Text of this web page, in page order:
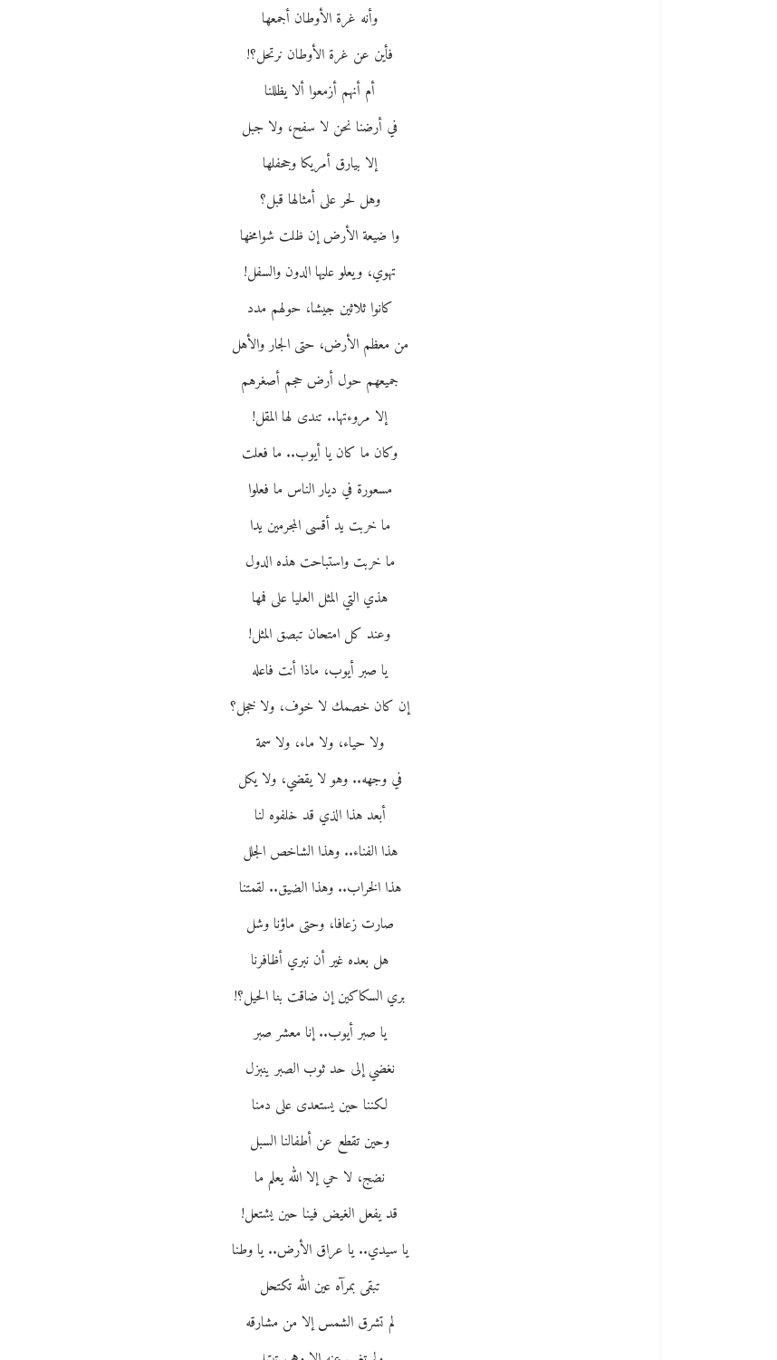
وأنه غرة الأوطان أجمعها
فأين عن غرة الأوطان نرتحل؟!
أم أنهم أزمعوا ألا يظللنا
في أرضنا نحن لا سفح، ولا جبل
إلا بيارق أمريكا وجحفلها
وهل لحر على أمثالها قبل؟
وا ضيعة الأرض إن ظلت شوامخها
تهوي، ويعلو عليها الدون والسفل!
كانوا ثلاثين جيشا، حولهم مدد
من معظم الأرض، حتى الجار والأهل
جميعهم حول أرض حجم أصغرهم
إلا مروءتها.. تندى لها المقل!
وكان ما كان يا أيوب.. ما فعلت
مسعورة في ديار الناس ما فعلوا
ما خربت يد أقسى المجرمين يدا
ما خربت واستباحت هذه الدول
هذي التي المثل العليا على فمها
وعند كل امتحان تبصق المثل!
يا صبر أيوب، ماذا أنت فاعله
إن كان خصمك لا خوف، ولا خجل؟
ولا حياء، ولا ماء، ولا سمة
في وجهه.. وهو لا يقضي، ولا يكل
أبعد هذا الذي قد خلفوه لنا
هذا الفناء.. وهذا الشاخص الجلل
هذا الخراب.. وهذا الضيق.. لقمتنا
صارت زعافا، وحتى ماؤنا وشل
هل بعده غير أن نبري أظافرنا
بري السكاكين إن ضاقت بنا الحيل؟!
يا صبر أيوب.. إنا معشر صبر
نغضي إلى حد ثوب الصبر ينبزل
لكننا حين يستعدى على دمنا
وحين تقطع عن أطفالنا السبل
نضج، لا حي إلا الله يعلم ما
قد يفعل الغيض فينا حين يشتعل!
يا سيدي.. يا عراق الأرض.. يا وطنا
تبقى بمرآه عين الله تكتحل
لم تشرق الشمس إلا من مشارقه